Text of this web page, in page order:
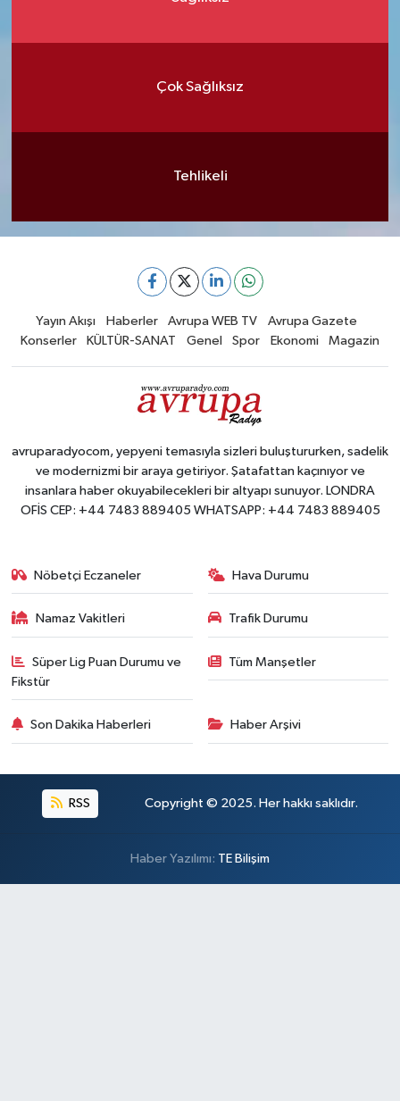
Çok Sağlıksız
Tehlikeli
Yayın Akışı Haberler Avrupa WEB TV
Avrupa Gazete
Konserler
KÜLTÜR-SANAT Genel Spor Ekonomi Magazin
avruparadyocom, yepyeni temasıyla sizleri buluştururken, sadelik
ve modernizmi bir araya getiriyor. Şatafattan kaçınıyor ve
insanlara haber okuyabilecekleri bir altyapı sunuyor. LONDRA
OFİS CEP: +44 7483 889405 WHATSAPP: +44 7483 889405
Nöbetçi Eczaneler Hava Durumu
Namaz Vakitleri Trafik Durumu
Süper Lig Puan Durumu ve
Fikstür
Tüm Manşetler
Son Dakika Haberleri Haber Arşivi
RSS Copyright © 2025. Her hakkı saklıdır.
Haber Yazılımı: TE Bilişim